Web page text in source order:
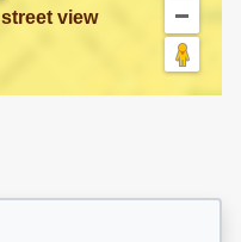
street view